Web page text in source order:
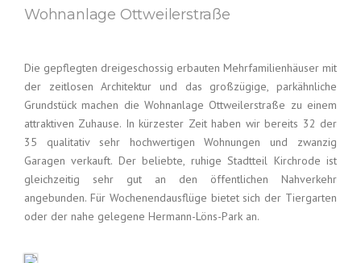
Wohnanlage Ottweilerstraße
Die gepflegten dreigeschossig erbauten Mehrfamilienhäuser mit
der zeitlosen Architektur und das großzügige, parkähnliche
Grundstück machen die Wohnanlage Ottweilerstraße zu einem
attraktiven Zuhause. In kürzester Zeit haben wir bereits 32 der
35 qualitativ sehr hochwertigen Wohnungen und zwanzig
Garagen verkauft. Der beliebte, ruhige Stadtteil Kirchrode ist
gleichzeitig sehr gut an den öffentlichen Nahverkehr
angebunden. Für Wochenendausflüge bietet sich der Tiergarten
oder der nahe gelegene Hermann-Löns-Park an.